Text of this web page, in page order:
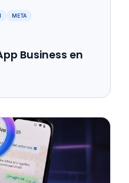
META
Business en